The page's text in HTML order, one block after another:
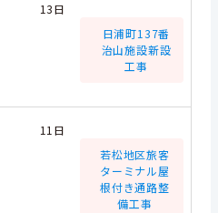
13日
日浦町137番
治山施設新設
工事
11日
若松地区旅客
ターミナル屋
根付き通路整
備工事